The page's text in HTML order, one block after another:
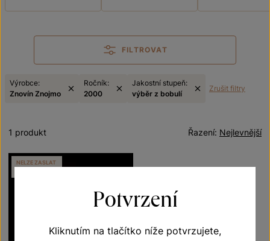
FILTROVAT
Výrobce:
Znovín Znojmo
Ročník:
2000
Jakostní stupeň:
výběr z bobulí
Zrušit filtry
Nejlevnější
Řazení:
1 produkt
NELZE ZASLAT
Potvrzení
Kliknutím na tlačítko níže potvrzujete,